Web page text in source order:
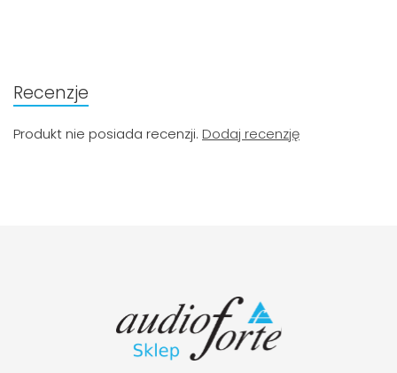
Recenzje
Produkt nie posiada recenzji. Dodaj recenzję